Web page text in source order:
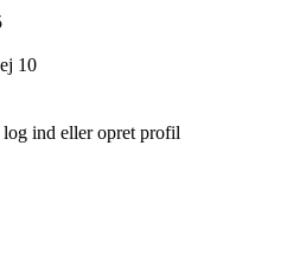
10
ind eller opret profil